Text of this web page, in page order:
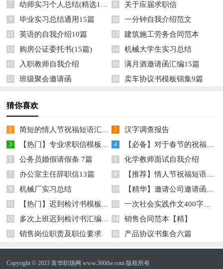
7 幼师实习个人总结(精选15篇) 8 关于应届求职信
9 毕业实习总结通用15篇 10 一分钟自我介绍范文
11 英语的自我介绍10篇 12 建筑施工劳务合同范本
13 购房公证委托书(15篇) 14 机械大学生实习总结
15 入职教师自我介绍 16 满月酒邀请函汇编15篇
17 班级聚会邀请函 18 卖车协议书模板锦集9篇
猜你喜欢
1 简短的情人节祝福短语汇总76条 2 汉字调查报告
3 【热门】专业求职信模板汇总8篇 4 【必备】对于春节的祝福语汇编9篇
5 公务员婚假请假条 7篇 6 化学教师面试自我介绍
7 办公室主任辞职信13篇 8 【推荐】情人节祝福短语集锦65句
9 机械厂实习总结 10 【精华】邀请公司邀请函模板十篇
11 【热门】迟到检讨书模板合集七篇 12 一次社会实践作文400字合集9篇
13 多次上班迟到检讨书汇编7篇 14 销售合同范本【精】
15 销售岗位职责及职位要求 16 产品协议书集合六篇
Copyright © 2023富华职场网 www.360the.com 版权所有